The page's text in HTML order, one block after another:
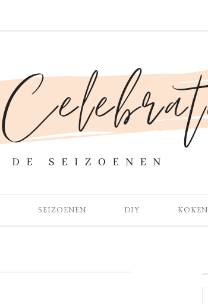
SEIZOENEN DIY KOKEN